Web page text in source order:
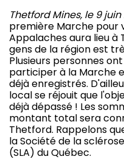
Thetford Mines, le 9 juin
première Marche pour
Appalaches aura lieu
gens de la région est
Plusieurs personnes
participer à la Marche
déjà enregistrés.
local se réjouit que
déjà dépassé ! Les
montant total sera
Thetford. Rappelons
la Société de la
(SLA) du Québec.